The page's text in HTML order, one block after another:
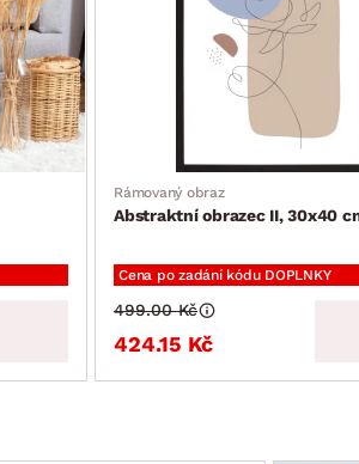
Rámovaný obraz
Abstraktní obrazec II, 30x40
Cena po zadání kódu DOPLNKY
424.15 Kč
499.00 Kč